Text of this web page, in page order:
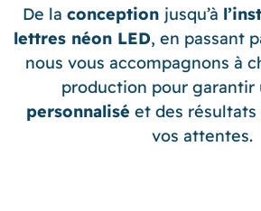
De la conception jusqu’à
lettres néon LED, en passant
nous vous accompagnons à
production pour garantir
personnalisé et des résultats
vos attentes.